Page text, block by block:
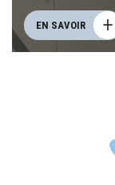
EN SAVOIR